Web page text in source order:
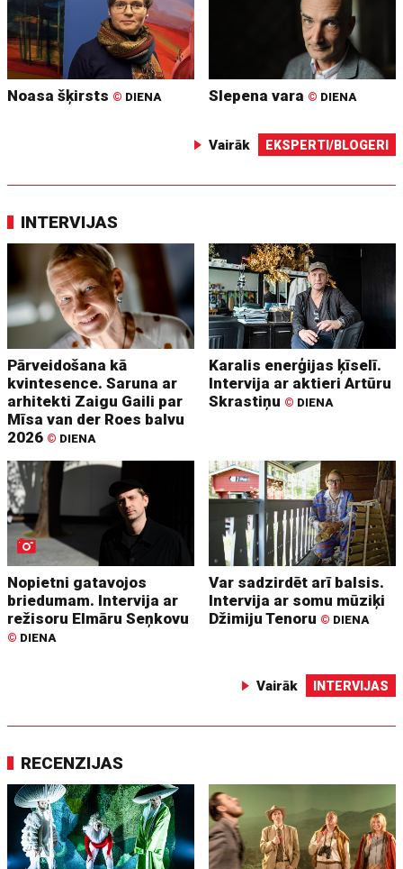
Noasa šķirsts © DIENA Slepena vara © DIENA
Vairāk EKSPERTI/BLOGERI
INTERVIJAS
Pārveidošana kā
kvintesence. Saruna ar
arhitekti Zaigu Gaili par
Mīsa van der Roes balvu
2026 © DIENA
Karalis enerģijas ķīselī.
Intervija ar aktieri Artūru
Skrastiņu © DIENA
Nopietni gatavojos
briedumam. Intervija ar
režisoru Elmāru Seņkovu
© DIENA
Var sadzirdēt arī balsis.
Intervija ar somu mūziķi
Džimiju Tenoru © DIENA
Vairāk INTERVIJAS
RECENZIJAS